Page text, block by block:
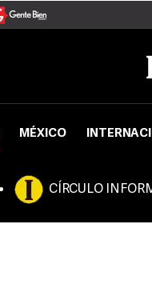
MÉXICO
CÍRCULO